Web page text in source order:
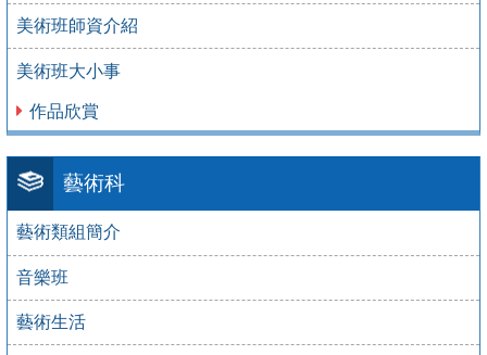
美術班師資介紹
美術班大小事
作品欣賞
藝術科
藝術類組簡介
音樂班
藝術生活